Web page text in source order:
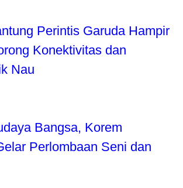
Perintis Garuda Hampir
Konektivitas dan
Nau
Bangsa, Korem
Perlombaan Seni dan